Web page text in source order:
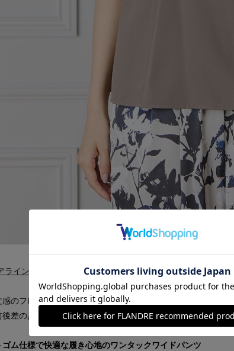
ラインブラウス ￥19,800 (税込)
感のフレンチスリーブが二の腕をさりげなくカバーし、後ろ
後差のあるニュアンスヘムで動きをプラスし、タックアウト
ゴム仕様で快適な履き心地のワンタックワイドパンツ